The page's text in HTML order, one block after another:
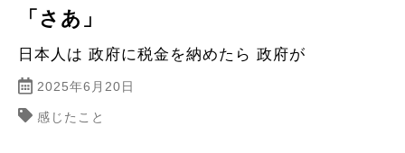
「さあ」
日本人は 政府に税金を納めたら 政府が
2025年6月20日
感じたこと